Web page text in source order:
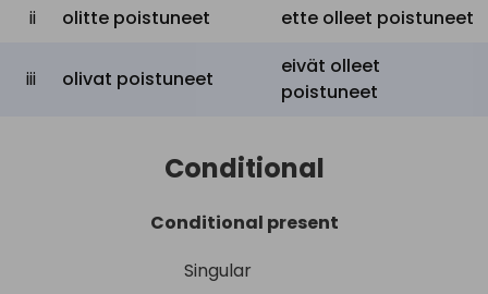
ii
olitte poistuneet ette olleet poistuneet
iii olivat poistuneet
eivät olleet
poistuneet
Conditional
Conditional present
Singular